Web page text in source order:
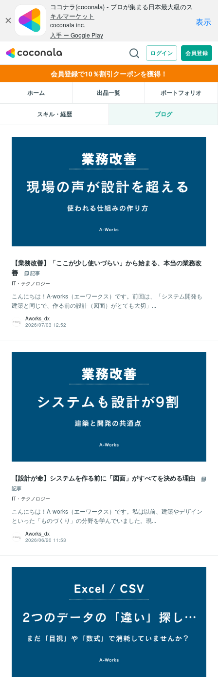
会員登録で10％割引クーポンを獲得！
ホーム 出品一覧 ポートフォリオ
スキル・経歴 ブログ
【業務改善】「ここが少し使いづらい」から始まる、本当の業務改
善
記事
IT・テクノロジー
こんにちは！A-works（エーワークス）です。前回は、「システム開発も
建築と同じで、作る前の設計（図面）がとても大切」...
Aworks_dx
2026/07/03 12:52
【設計が命】システムを作る前に「図面」がすべてを決める理由
記事
IT・テクノロジー
こんにちは！A-works（エーワークス）です。私は以前、建築やデザイン
といった「ものづくり」の分野を学んでいました。現...
Aworks_dx
2026/06/20 11:53